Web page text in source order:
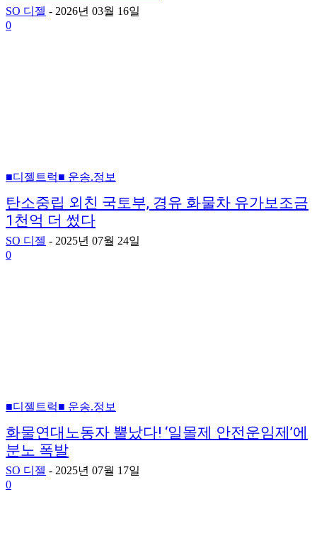
SO 디젤 - 2026년 03월 16일
0
■디젤트럭■ 운송.정보
탄소중립 외친 국토부, 경유 화물차 유가보조금
1천억 더 썼다
SO 디젤 - 2025년 07월 24일
0
■디젤트럭■ 운송.정보
화물연대노동자 뿔났다! ‘일몰제 안전운임제’에
분노 폭발
SO 디젤 - 2025년 07월 17일
0